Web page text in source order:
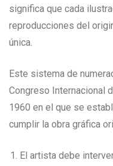
significa que cada
reproducciones del
única.
Este sistema de
Congreso Internacional
1960 en el que se
cumplir la obra gráfica
El artista debe